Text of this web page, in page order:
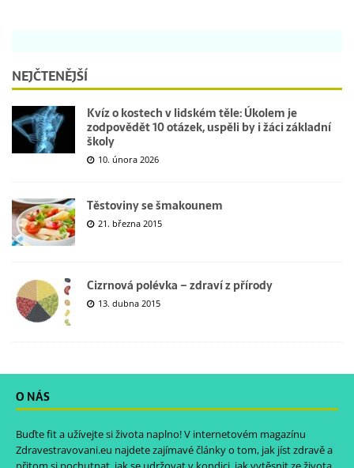
NEJČTENĚJŠÍ
Kvíz o kostech v lidském těle: Úkolem je
zodpovědět 10 otázek, uspěli by i žáci základní
školy
10. února 2026
Těstoviny se šmakounem
21. března 2015
Cizrnová polévka – zdraví z přírody
13. dubna 2015
O NÁS
Buďte fit a užívejte si života naplno! V internetovém magazínu
Zdravestravovani.eu najdete zajímavé články o tom, jak jíst zdravě a